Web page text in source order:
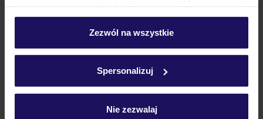
personalizować swój wybór wchodząc w zakładkę
Szczegółowe informacje o plikach cookie znajdziesz
Zezwól na wszystkie
Spersonalizuj
Nie zezwalaj
Atrakcje
Ważne informacje